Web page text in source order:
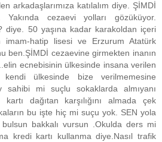
arkadaşlarımıza katılalım diye. ŞİMDİ
Yakında cezaevi yolları gözüküyor.
diye. 50 yaşına kadar karakoldan içeri
imam-hatip lisesi ve Erzurum Atatürk
ben.ŞİMDİ cezaevine girmekten inanın
ecnebisinin ülkesinde insana verilen
ülkesinde bize verilmemesine
sahibi mi suçlu sokaklarda almıyanı
dağıtan karşılığını almada çek
bu işte hiç mi suçu yok. SEN yola
bulsun bakkalı vursun .Okulda ders mi
kredi kartı kullanma diye.Nasıl trafik